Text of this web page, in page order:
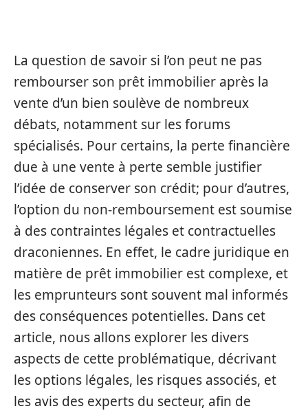
La question de savoir si l’on peut ne pas
rembourser son prêt immobilier après la
vente d’un bien soulève de nombreux
débats, notamment sur les forums
spécialisés. Pour certains, la perte financière
due à une vente à perte semble justifier
l’idée de conserver son crédit; pour d’autres,
l’option du non-remboursement est soumise
à des contraintes légales et contractuelles
draconiennes. En effet, le cadre juridique en
matière de prêt immobilier est complexe, et
les emprunteurs sont souvent mal informés
des conséquences potentielles. Dans cet
article, nous allons explorer les divers
aspects de cette problématique, décrivant
les options légales, les risques associés, et
les avis des experts du secteur, afin de